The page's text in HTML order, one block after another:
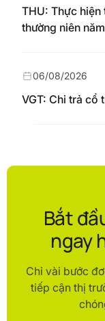
THU: Thực
thường niên
VGT: Chi trả cổ
06/08/2026
Bắt
ngay
Chỉ vài bước
tiếp cận thị